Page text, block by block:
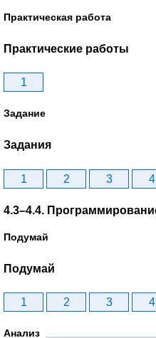
Практическая работа
Практические работы
1
Задание
Задания
1 2 3 4
4.3–4.4.
Подумай
Подумай
1 2 3 4
Анализ